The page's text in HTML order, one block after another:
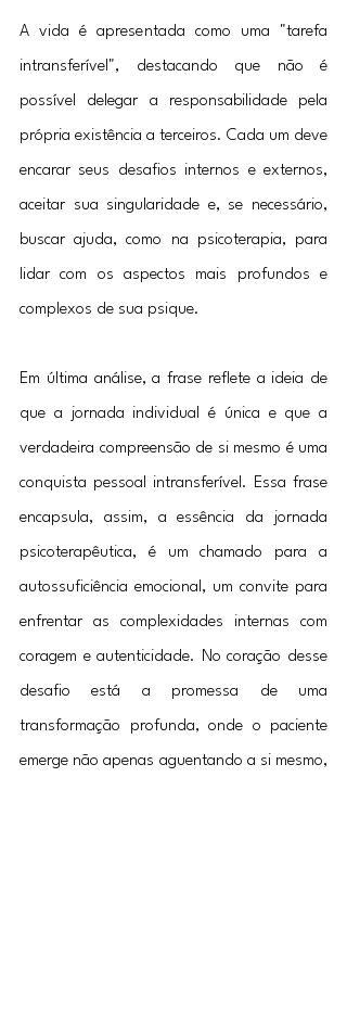
A vida é apresentada como uma "tarefa
intransferível", destacando que não é
possível delegar a responsabilidade pela
própria existência a terceiros. Cada um deve
encarar seus desafios internos e externos,
aceitar sua singularidade e, se necessário,
buscar ajuda, como na psicoterapia, para
lidar com os aspectos mais profundos e
complexos de sua psique.
Em última análise, a frase reflete a ideia de
que a jornada individual é única e que a
verdadeira compreensão de si mesmo é uma
conquista pessoal intransferível. Essa frase
encapsula, assim, a essência da jornada
psicoterapêutica, é um chamado para a
autossuficiência emocional, um convite para
enfrentar as complexidades internas com
coragem e autenticidade. No coração desse
desafio está a promessa de uma
transformação profunda, onde o paciente
emerge não apenas aguentando a si mesmo,